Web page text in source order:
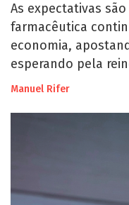
As expectativas
farmacêutica
economia,
esperando pela
Manuel Rifer